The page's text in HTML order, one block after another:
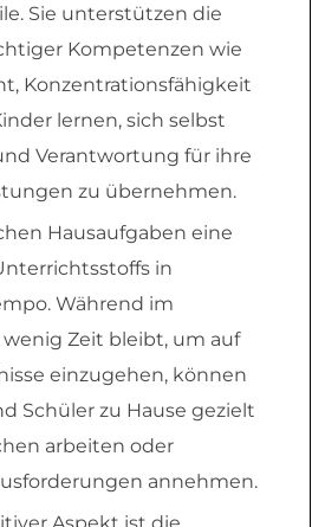
Sie unterstützen die
Kompetenzen wie
Konzentrationsfähigkeit
lernen, sich selbst
Verantwortung für ihre
zu übernehmen.
Hausaufgaben eine
in
Während im
wenig Zeit bleibt, um auf
einzugehen, können
Schüler zu Hause gezielt
arbeiten oder
annehmen.